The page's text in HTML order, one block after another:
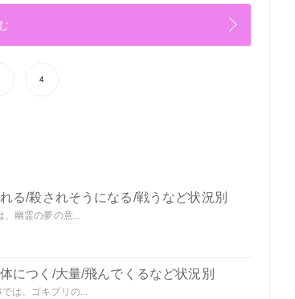
4
る/殺されそうになる/戦うなど状況別
、幽霊の夢の意...
につく/大量/飛んでくるなど状況別
は、ゴキブリの...